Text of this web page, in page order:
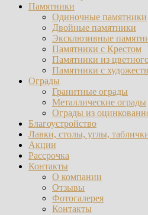
Памятники
Одиночные памятники
Двойные памятники
Эксклюзивные
Памятники с Крестом
Памятники из
Памятники с
Ограды
Гранитные ограды
Металлические ограды
Ограды из
Благоустройство
Лавки, столы, углы,
Акции
Рассрочка
Контакты
О компании
Отзывы
Фотогалерея
Контакты